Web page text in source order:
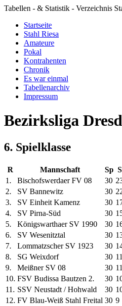
Tabellen - & Statistik - Verzeichnis
Startseite
Stahl Riesa
Amateure
Pokal
Kontrahenten
Chronik
Es war einmal
Tabellenarchiv
Impressum
Bezirksliga
6. Spielklasse
R Mannschaft Sp S
1.
Bischofswerdaer FV 08 30
2.
SV Bannewitz 30
3.
SV Einheit Kamenz 30
4.
SV Pirna-Süd 30
5.
Königswarthaer SV 1990 30
6.
SV Wesenitztal 30
7.
Lommatzscher SV 1923 30
8.
SG Weixdorf 30 11
9.
Meißner SV 08 30 11
10. FSV Budissa Bautzen 2. 30
11. SSV Neustadt / Hohwald 30
12. FV Blau-Weiß Stahl Freital 30 9